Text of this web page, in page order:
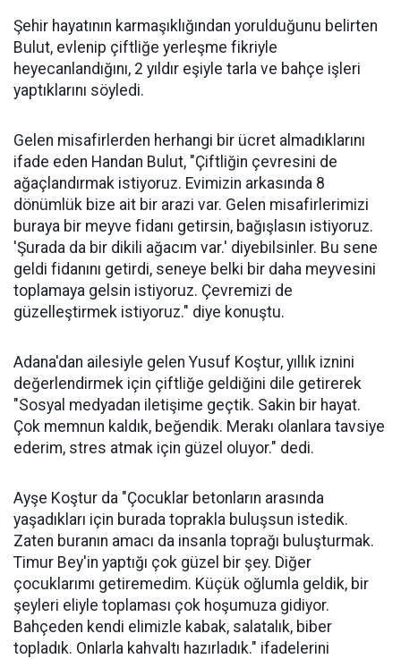
Şehir hayatının karmaşıklığından yorulduğunu belirten
Bulut, evlenip çiftliğe yerleşme fikriyle
heyecanlandığını, 2 yıldır eşiyle tarla ve bahçe işleri
yaptıklarını söyledi.
Gelen misafirlerden herhangi bir ücret almadıklarını
ifade eden Handan Bulut, "Çiftliğin çevresini de
ağaçlandırmak istiyoruz. Evimizin arkasında 8
dönümlük bize ait bir arazi var. Gelen misafirlerimizi
buraya bir meyve fidanı getirsin, bağışlasın istiyoruz.
'Şurada da bir dikili ağacım var.' diyebilsinler. Bu sene
geldi fidanını getirdi, seneye belki bir daha meyvesini
toplamaya gelsin istiyoruz. Çevremizi de
güzelleştirmek istiyoruz." diye konuştu.
Adana'dan ailesiyle gelen Yusuf Koştur, yıllık iznini
değerlendirmek için çiftliğe geldiğini dile getirerek
"Sosyal medyadan iletişime geçtik. Sakin bir hayat.
Çok memnun kaldık, beğendik. Merakı olanlara tavsiye
ederim, stres atmak için güzel oluyor." dedi.
Ayşe Koştur da "Çocuklar betonların arasında
yaşadıkları için burada toprakla buluşsun istedik.
Zaten buranın amacı da insanla toprağı buluşturmak.
Timur Bey'in yaptığı çok güzel bir şey. Diğer
çocuklarımı getiremedim. Küçük oğlumla geldik, bir
şeyleri eliyle toplaması çok hoşumuza gidiyor.
Bahçeden kendi elimizle kabak, salatalık, biber
topladık. Onlarla kahvaltı hazırladık." ifadelerini